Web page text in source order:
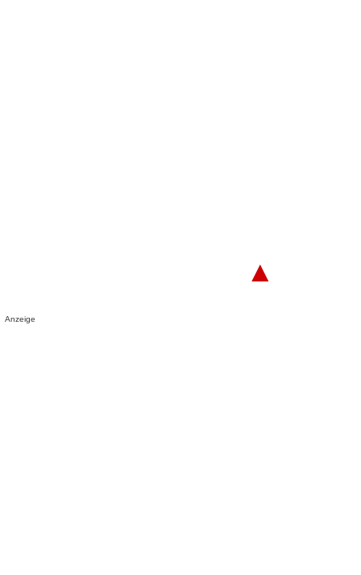
▲
Anzeige